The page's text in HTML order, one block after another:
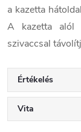
a kazetta
A kazetta alól
szivaccsal
Értékelés
Vita